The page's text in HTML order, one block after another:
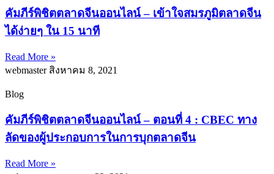
คัมภีร์พิชิตตลาดจีนออนไลน์ – เข้าใจสมรภูมิตลาดจีน
ได้ง่ายๆ ใน 15 นาที
Read More »
webmaster สิงหาคม 8, 2021
Blog
คัมภีร์พิชิตตลาดจีนออนไลน์ – ตอนที่ 4 : CBEC ทาง
ลัดของผู้ประกอบการในการบุกตลาดจีน
Read More »